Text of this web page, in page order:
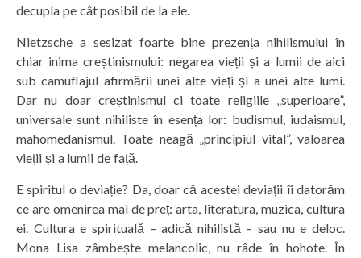
decupla pe cât posibil de la ele.
Nietzsche a sesizat foarte bine prezența nihilismului în
chiar inima creștinismului: negarea vieții și a lumii de aici
sub camuflajul afirmării unei alte vieți și a unei alte lumi.
Dar nu doar creștinismul ci toate religiile „superioare”,
universale sunt nihiliste în esența lor: budismul, iudaismul,
mahomedanismul. Toate neagă „principiul vital”, valoarea
vieții și a lumii de față.
E spiritul o deviație? Da, doar că acestei deviații îi datorăm
ce are omenirea mai de preț: arta, literatura, muzica, cultura
ei. Cultura e spirituală – adică nihilistă – sau nu e deloc.
Mona Lisa zâmbește melancolic, nu râde în hohote. În